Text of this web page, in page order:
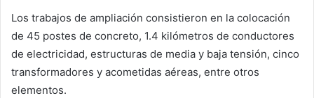
Los trabajos de ampliación consistieron en la colocación
de 45 postes de concreto, 1.4 kilómetros de conductores
de electricidad, estructuras de media y baja tensión, cinco
transformadores y acometidas aéreas, entre otros
elementos.